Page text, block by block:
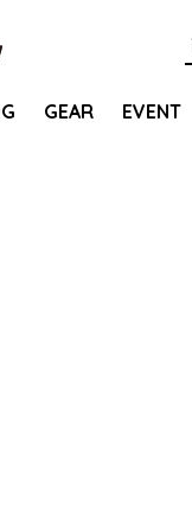
GEAR EVENT